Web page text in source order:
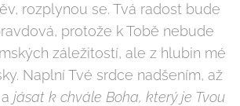
rozplynou se. Tvá radost bude
protože k Tobě nebude
záležitostí, ale z hlubin mé
Naplní Tvé srdce nadšením, až
jásat k chvále Boha, který je Tvou